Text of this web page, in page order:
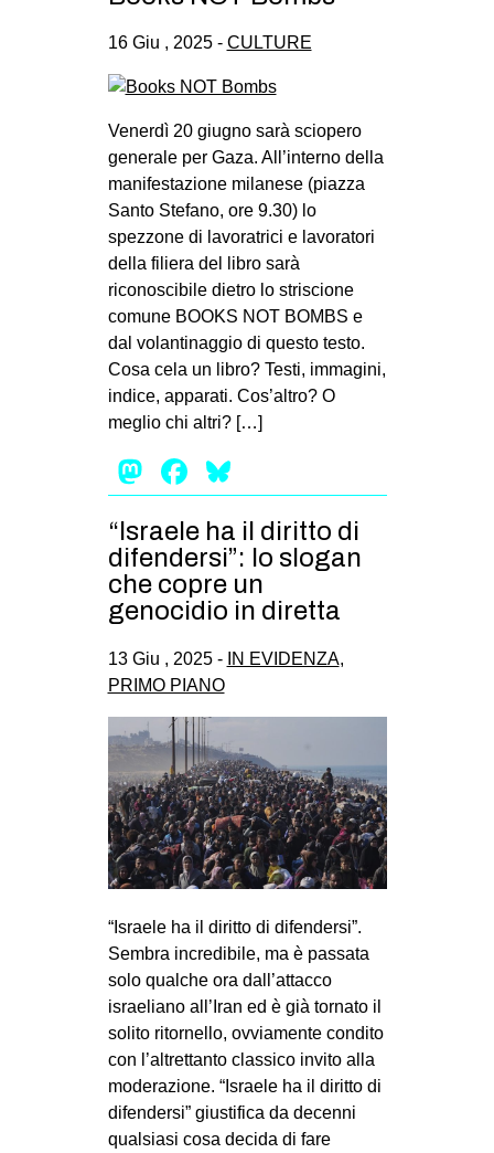
16 Giu , 2025 - CULTURE
Venerdì 20 giugno sarà sciopero
generale per Gaza. All’interno della
manifestazione milanese (piazza
Santo Stefano, ore 9.30) lo
spezzone di lavoratrici e lavoratori
della filiera del libro sarà
riconoscibile dietro lo striscione
comune BOOKS NOT BOMBS e
dal volantinaggio di questo testo.
Cosa cela un libro? Testi, immagini,
indice, apparati. Cos’altro? O
meglio chi altri? […]
Mastodon
Facebook
“Israele ha il diritto di
difendersi”: lo slogan
che copre un
genocidio in diretta
13 Giu , 2025 - IN EVIDENZA,
PRIMO PIANO
“Israele ha il diritto di difendersi”.
Sembra incredibile, ma è passata
solo qualche ora dall’attacco
israeliano all’Iran ed è già tornato il
solito ritornello, ovviamente condito
con l’altrettanto classico invito alla
moderazione. “Israele ha il diritto di
difendersi” giustifica da decenni
qualsiasi cosa decida di fare